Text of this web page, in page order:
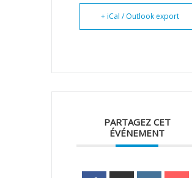
+ iCal / Outlook export
PARTAGEZ CET
ÉVÉNEMENT